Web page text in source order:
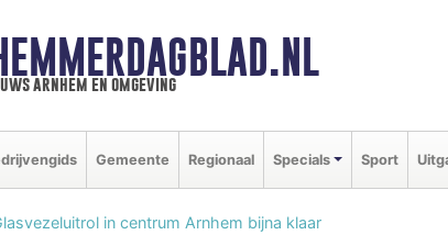
arnhem en omgeving
Gemeente Regionaal Specials Sport
in centrum Arnhem bijna klaar